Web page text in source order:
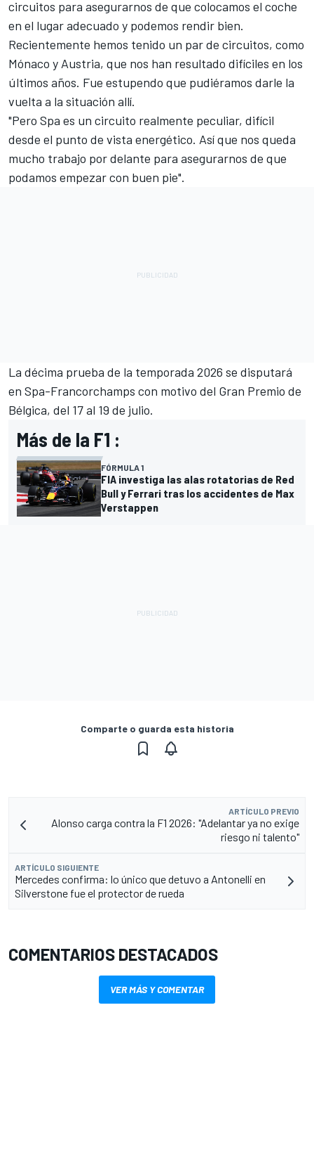
circuitos para asegurarnos de que colocamos el coche
en el lugar adecuado y podemos rendir bien.
Recientemente hemos tenido un par de circuitos, como
Mónaco y Austria, que nos han resultado difíciles en los
últimos años. Fue estupendo que pudiéramos darle la
vuelta a la situación allí.
"Pero Spa es un circuito realmente peculiar, difícil
desde el punto de vista energético. Así que nos queda
mucho trabajo por delante para asegurarnos de que
podamos empezar con buen pie".
La décima prueba de la temporada 2026 se disputará
en Spa-Francorchamps con motivo del Gran Premio de
Bélgica, del 17 al 19 de julio.
Más de la F1 :
FÓRMULA 1
FIA investiga las alas rotatorias de Red
Bull y Ferrari tras los accidentes de Max
Verstappen
Comparte o guarda esta historia
ARTÍCULO PREVIO
Alonso carga contra la F1 2026: "Adelantar ya no exige
riesgo ni talento"
ARTÍCULO SIGUIENTE
Mercedes confirma: lo único que detuvo a Antonelli en
Silverstone fue el protector de rueda
COMENTARIOS DESTACADOS
VER MÁS Y COMENTAR